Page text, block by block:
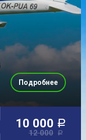
10 000 a
12 000 a
Подробнее